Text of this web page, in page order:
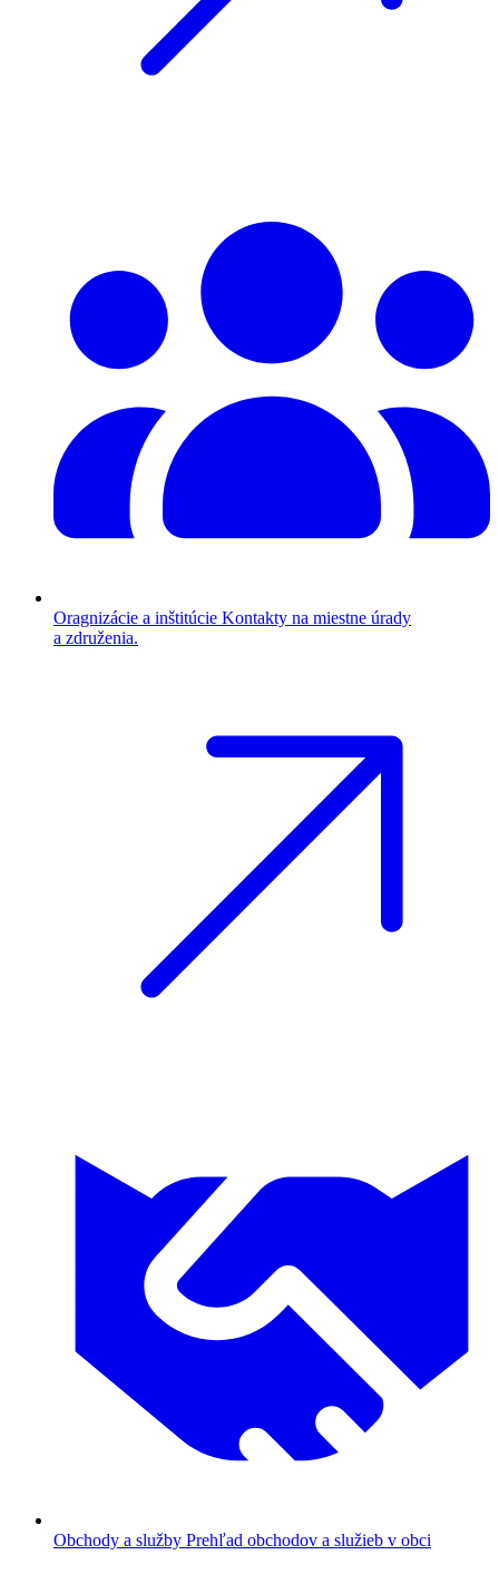
Oragnizácie a inštitúcie Kontakty na miestne úrady
a združenia.
Obchody a služby Prehľad obchodov a služieb v obci